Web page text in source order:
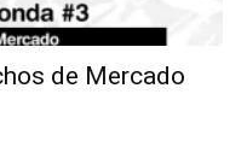
de Mercado